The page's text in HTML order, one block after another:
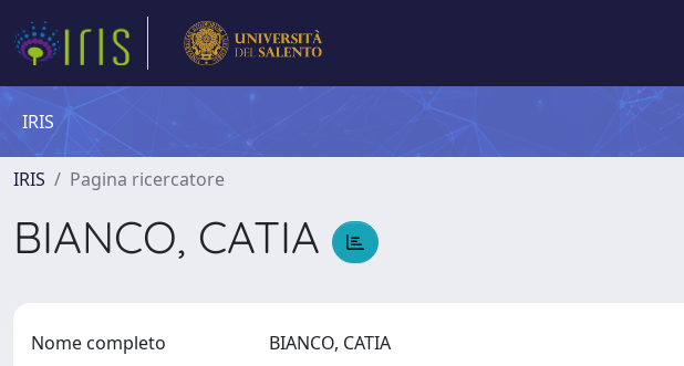
IRIS
IRIS Pagina ricercatore
BIANCO, CATIA
Nome completo BIANCO, CATIA